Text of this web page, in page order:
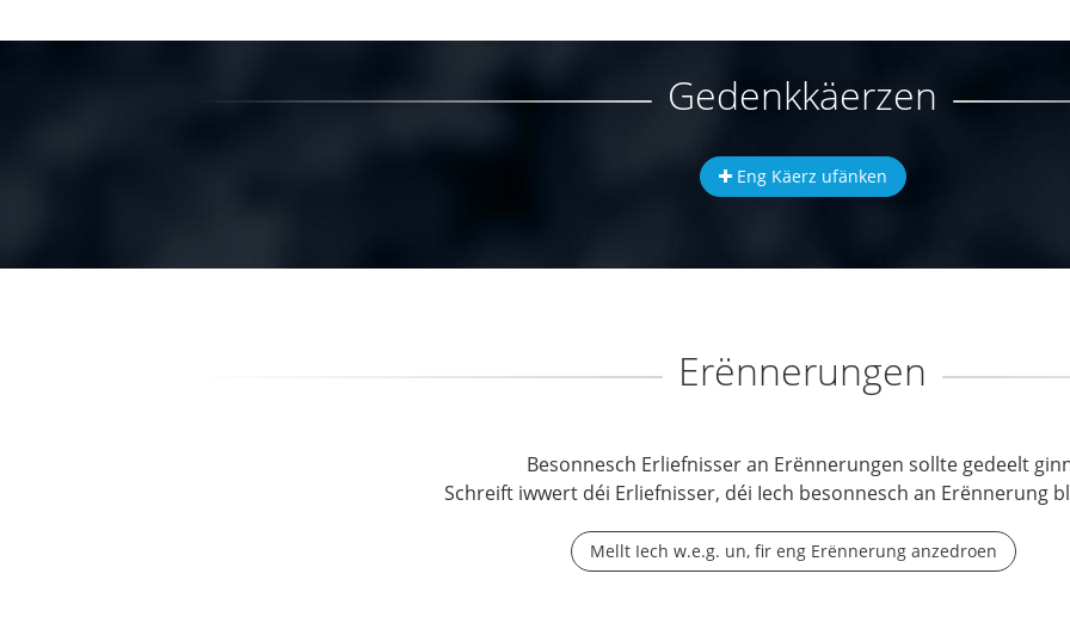
Gedenkkäerzen
Eng Käerz ufänken
Erënnerungen
Besonnesch Erliefnisser an Erënnerungen sollte gedeelt
Schreift iwwert déi Erliefnisser, déi Iech besonnesch an Erënnerung
Mellt Iech w.e.g. un, fir eng Erënnerung anzedroen